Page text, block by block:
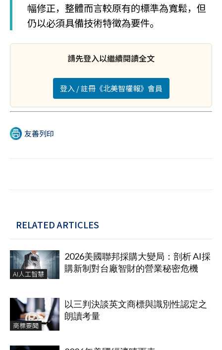
幅修正，整體而言較原有的標準為寬鬆，但
仍以必須具備技術特徵為要件。
請先登入以繼續閱讀全文
登入 / 註冊《北美智權報》會員
友善列印
RELATED ARTICLES
AI人工智慧
2026美國聯邦採購大變局：剖析 AI採
購新制對台廠智財的營業秘密危機
商標要聞
以三判決談英文商標與識別性認定之
朗讀考量